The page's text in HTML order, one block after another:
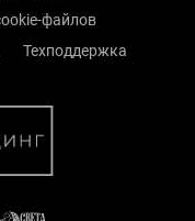
файлов
Техподдержка